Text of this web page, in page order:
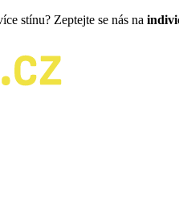
stínu? Zeptejte se nás na